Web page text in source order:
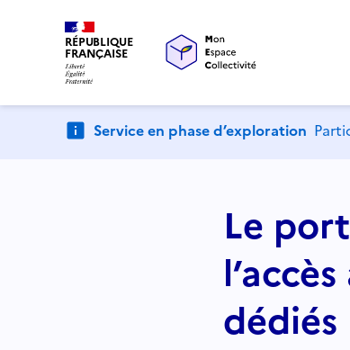
RÉPUBLIQUE
FRANÇAISE
Service en phase d’exploration
Le
dédiés